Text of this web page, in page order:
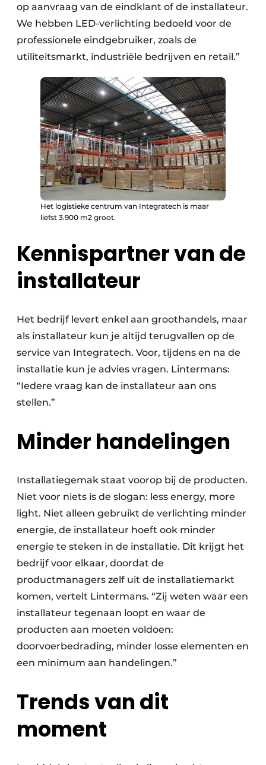
op aanvraag van de eindklant of de installateur.
We hebben LED-verlichting bedoeld voor de
professionele eindgebruiker, zoals de
utiliteitsmarkt, industriële bedrijven en retail.”
Het logistieke centrum van Integratech is maar
liefst 3.900 m2 groot.
Kennispartner van de
installateur
Het bedrijf levert enkel aan groothandels, maar
als installateur kun je altijd terugvallen op de
service van Integratech. Voor, tijdens en na de
installatie kun je advies vragen. Lintermans:
“Iedere vraag kan de installateur aan ons
stellen.”
Minder handelingen
Installatiegemak staat voorop bij de producten.
Niet voor niets is de slogan: less energy, more
light. Niet alleen gebruikt de verlichting minder
energie, de installateur hoeft ook minder
energie te steken in de installatie. Dit krijgt het
bedrijf voor elkaar, doordat de
productmanagers zelf uit de installatiemarkt
komen, vertelt Lintermans. “Zij weten waar een
installateur tegenaan loopt en waar de
producten aan moeten voldoen:
doorvoerbedrading, minder losse elementen en
een minimum aan handelingen.”
Trends van dit
moment